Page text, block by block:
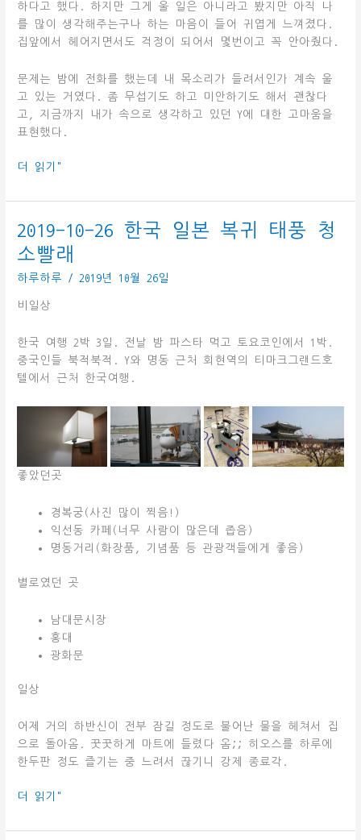
하다고 했다. 하지만 그게 울 일은 아니라고 봤지만 아직 나
를 많이 생각해주는구나 하는 마음이 들어 귀엽게 느껴졌다.
집앞에서 헤어지면서도 걱정이 되어서 몇번이고 꼭 안아줬다.
문제는 밤에 전화를 했는데 내 목소리가 들려서인가 계속 울
고 있는 거였다. 좀 무섭기도 하고 미안하기도 해서 괜찮다
고, 지금까지 내가 속으로 생각하고 있던 Y에 대한 고마움을
표현했다.
2020-
21
의
눈
물
더 읽기"
2019-10-26 한국 일본 복귀 태풍 청
소빨래
하루하루 / 2019년 10월 26일
비일상
한국 여행 2박 3일. 전날 밤 파스타 먹고 토요코인에서 1박.
중국인들 북적북적. Y와 명동 근처 회현역의 티마크그랜드호
텔에서 근처 한국여행.
좋았던곳
경복궁(사진 많이 찍음!)
익선동 카페(너무 사람이 많은데 좁음)
명동거리(화장품, 기념품 등 관광객들에게 좋음)
별로였던 곳
남대문시장
홍대
광화문
일상
어제 거의 하반신이 전부 잠길 정도로 불어난 물을 헤쳐서 집
으로 돌아옴. 꿋꿋하게 마트에 들렸다 옴;; 히오스를 하루에
한두판 정도 즐기는 중 느려서 끊기니 강제 종료각.
2019-
26
더 읽기"